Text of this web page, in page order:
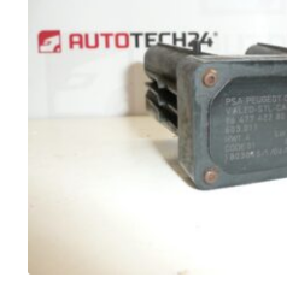
Envio para todo o planeta
Minha conta